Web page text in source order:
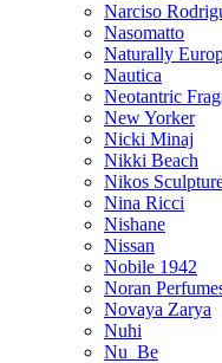
Narciso
Nasomatto
Naturally
Nautica
Neotantric
New Yorker
Nicki Minaj
Nikki Beach
Nikos
Nina Ricci
Nishane
Nissan
Nobile 1942
Noran
Novaya Zarya
Nuhi
Nu_Be